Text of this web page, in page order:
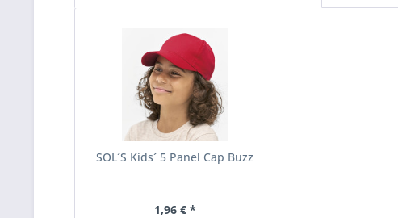
SOL´S Kids´ 5 Panel Cap Buzz
1,96 € *